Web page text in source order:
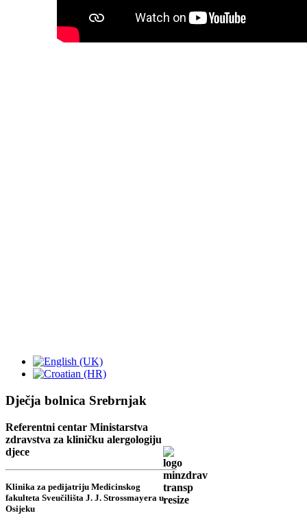
Dječja bolnica Srebrnjak
Referentni centar Ministarstva
zdravstva za kliničku alergologiju
djece
Klinika za pedijatriju Medicinskog
fakulteta Sveučilišta J. J. Strossmayera u
Osijeku